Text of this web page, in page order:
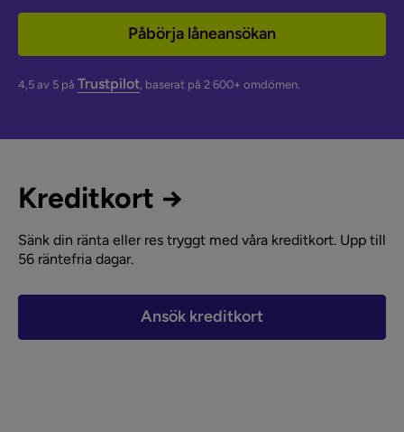
Påbörja låneansökan
4,5 av 5 på Trustpilot , baserat på 2 600+ omdömen.
Kreditkort →
Sänk din ränta eller res tryggt med våra kreditkort. Upp till
56 räntefria dagar.
Ansök kreditkort